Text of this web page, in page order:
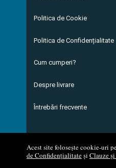
Acest site folosește cookie-uri
de Confidențialitateși Clauze
Politica de Cookie
Politica de Confidențialitate
Cum cumperi?
Despre livrare
Întrebări frecvente